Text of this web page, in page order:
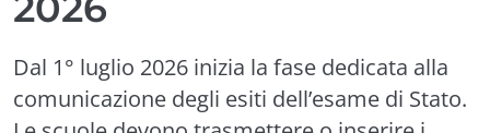
Dal 1° luglio 2026 inizia la fase dedicata alla
comunicazione degli esiti dell’esame di Stato.